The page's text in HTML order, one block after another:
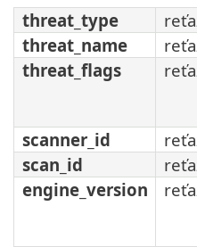
threat_type
threat_name
threat_flags
scanner_id
scan_id
engine_version